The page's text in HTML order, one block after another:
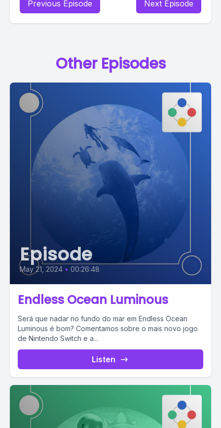
Previous Episode Next Episode
Other Episodes
Episode
May 21, 2024 • 00:26:48
Endless Ocean Luminous
Será que nadar no fundo do mar em Endless Ocean
Luminous é bom? Comentamos sobre o mais novo jogo
de Nintendo Switch e a...
Listen